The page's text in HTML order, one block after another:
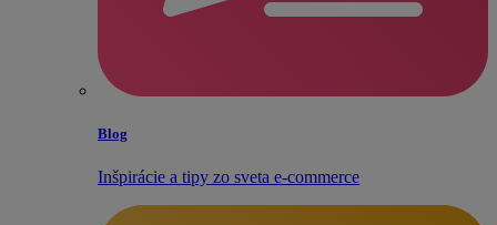
Blog
Inšpirácie a tipy zo sveta e‑commerce